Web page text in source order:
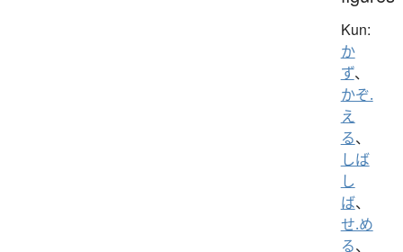
Kun:
か
ず、
かぞ.
え
る、
しば
し
ば、
せ.め
る、